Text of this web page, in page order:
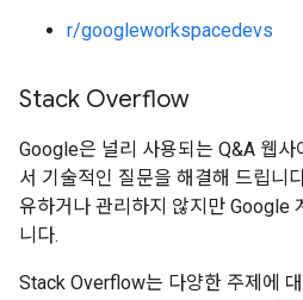
r/googleworkspacedevs
Stack Overflow
Google은 널리 사용되는 Q&A 웹사
서 기술적인 질문을 해결해 드립니
유하거나 관리하지 않지만 Google
니다.
Stack Overflow는 다양한 주제에